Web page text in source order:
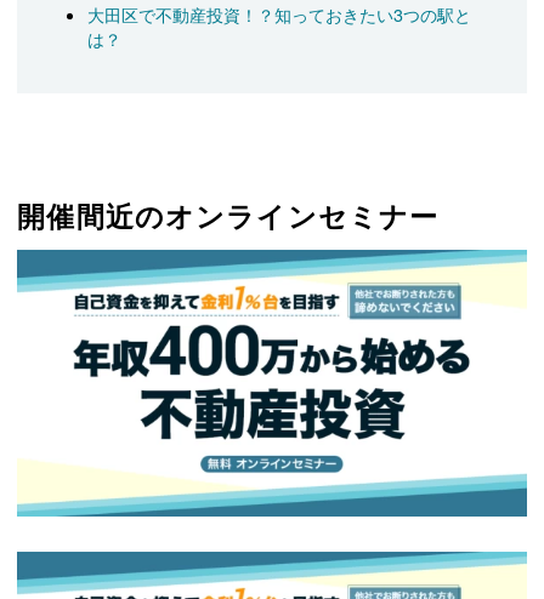
大田区で不動産投資！？知っておきたい3つの駅と
は？
開催間近のオンラインセミナー